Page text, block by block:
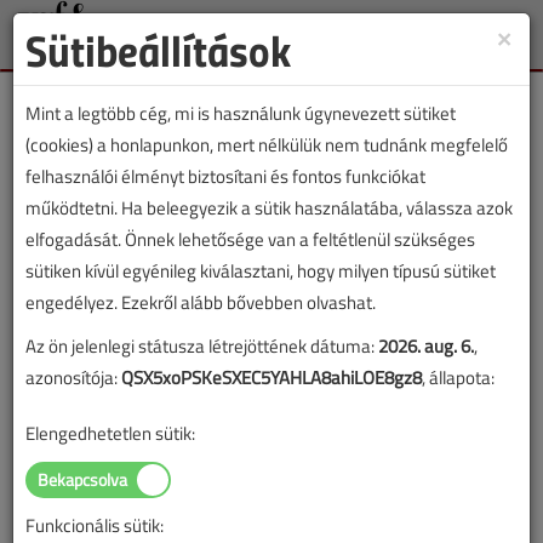
Toggle
Lapszám:
TARTALOM
Áttekintő táblázat
Elektronikus, infrás
csaptelepek
Áttekintő táblázat
×
Sütibeállítások
Mint a legtöbb cég, mi is használunk úgynevezett sütiket
(cookies) a honlapunkon, mert nélkülük nem tudnánk megfelelő
felhasználói élményt biztosítani és fontos funkciókat
működtetni. Ha beleegyezik a sütik használatába, válassza azok
elfogadását. Önnek lehetősége van a feltétlenül szükséges
sütiken kívül egyénileg kiválasztani, hogy milyen típusú sütiket
engedélyez. Ezekről alább bővebben olvashat.
Az ön jelenlegi státusza létrejöttének dátuma:2026. aug. 6.,
azonosítója:QSX5xoPSKeSXEC5YAHLA8ahiLOE8gz8, állapota:
Elengedhetetlen sütik:
Funkcionális sütik: